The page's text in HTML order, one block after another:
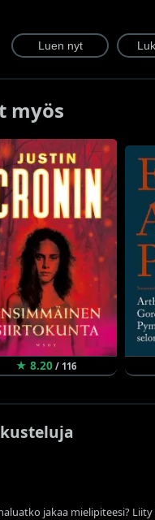
myös
★ 8.20 / 116
jakaa mielipiteesi?